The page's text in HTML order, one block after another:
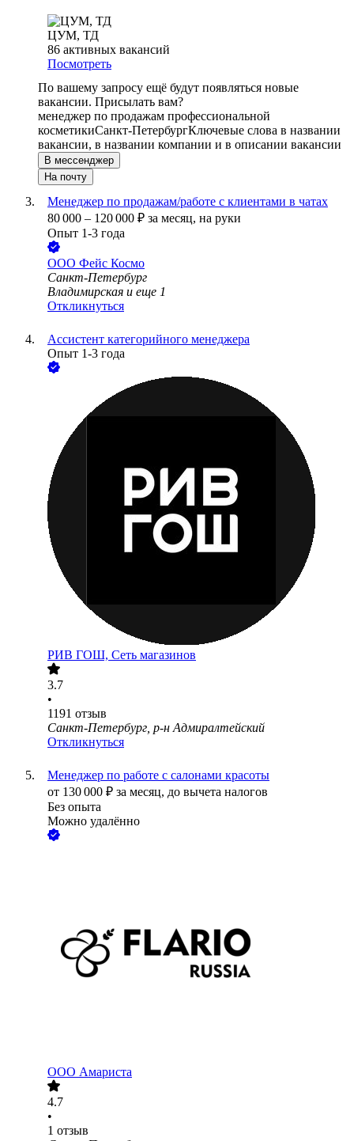
ЦУМ, ТД
86 активных вакансий
Посмотреть
По вашему запросу ещё будут появляться новые
вакансии. Присылать вам?
менеджер по продажам профессиональной
косметикиСанкт-ПетербургКлючевые слова в названии
вакансии, в названии компании и в описании вакансии
В мессенджер
На почту
Менеджер по продажам/работе с клиентами в чатах
80 000 – 120 000 ₽ за месяц, на руки
Опыт 1-3 года
ООО Фейс Космо
Санкт-Петербург
Владимирская и еще 1
Откликнуться
Ассистент категорийного менеджера
Опыт 1-3 года
РИВ ГОШ, Сеть магазинов
3.7
•
1191 отзыв
Санкт-Петербург, р-н Адмиралтейский
Откликнуться
Менеджер по работе с салонами красоты
от 130 000 ₽ за месяц, до вычета налогов
Без опыта
Можно удалённо
ООО Амариста
4.7
•
1 отзыв